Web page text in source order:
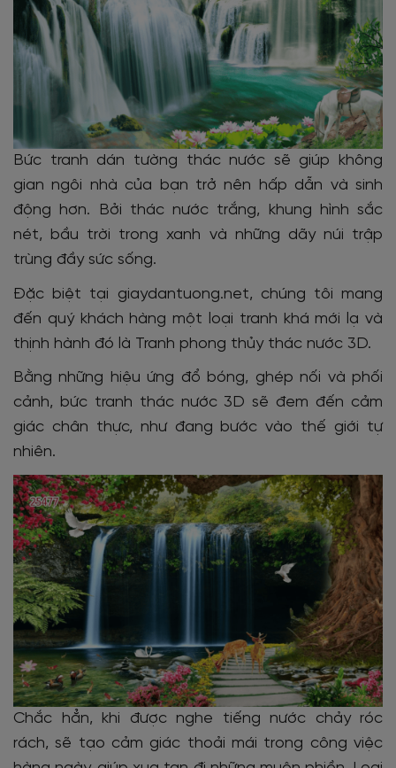
Bức tranh dán tường thác nước sẽ giúp không
gian ngôi nhà của bạn trở nên hấp dẫn và sinh
động hơn. Bởi thác nước trắng, khung hình sắc
nét, bầu trời trong xanh và những dãy núi trập
trùng đầy sức sống.
Đặc biệt tại giaydantuong.net, chúng tôi mang
đến quý khách hàng một loại tranh khá mới lạ và
thịnh hành đó là Tranh phong thủy thác nước 3D.
Bằng những hiệu ứng đổ bóng, ghép nối và phối
cảnh, bức tranh thác nước 3D sẽ đem đến cảm
giác chân thực, như đang bước vào thế giới tự
nhiên.
Chắc hẳn, khi được nghe tiếng nước chảy róc
rách, sẽ tạo cảm giác thoải mái trong công việc